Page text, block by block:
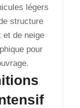
légers
structure
et de neige
pour